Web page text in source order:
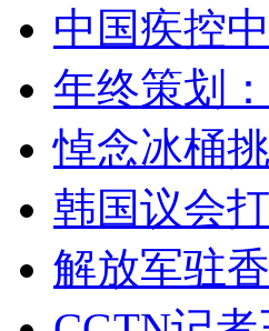
中国疾控
年终策划
悼念冰桶
韩国议会
解放军驻